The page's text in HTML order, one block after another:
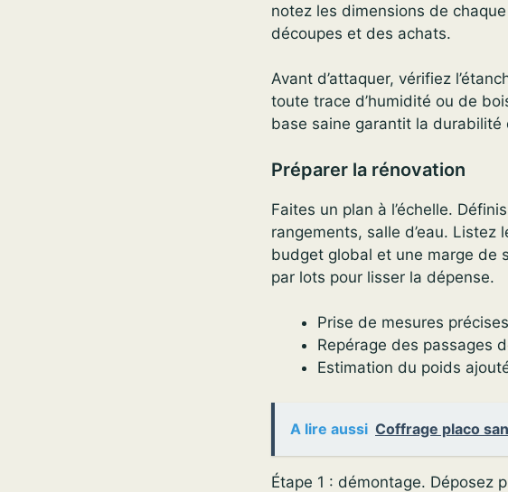
notez les dimensions de
découpes et des achats.
Avant d’attaquer, vérifiez
toute trace d’humidité ou de
base saine garantit la
Préparer la rénovation
Faites un plan à l’échelle.
rangements, salle d’eau.
budget global et une marge de
par lots pour lisser la dépense.
Prise de mesures
Repérage des passages
Estimation du poids
A lire aussi Coffrage placo
Étape 1 : démontage. Déposez